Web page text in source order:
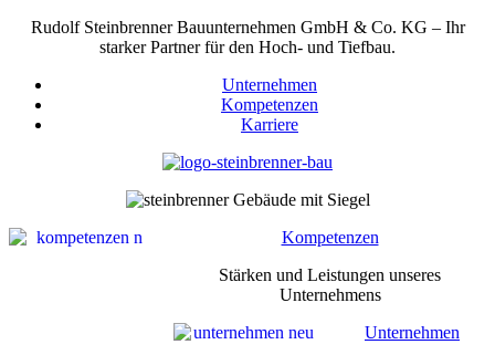
Rudolf Steinbrenner Bauunternehmen GmbH & Co. KG – Ihr
starker Partner für den Hoch- und Tiefbau.
Unternehmen
Kompetenzen
Karriere
Kompetenzen
Stärken und Leistungen unseres
Unternehmens
Unternehmen